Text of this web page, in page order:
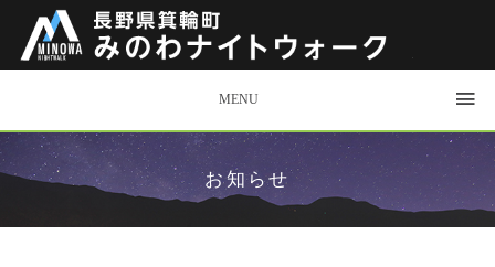
MENU
お知らせ